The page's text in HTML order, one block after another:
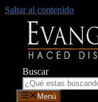
Saltar al contenido
Buscar
Menú